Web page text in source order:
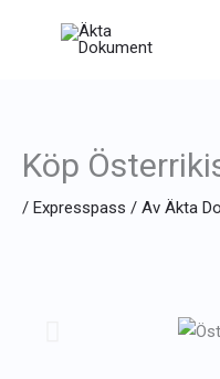
Köp
/ Expresspass / Av Äkta